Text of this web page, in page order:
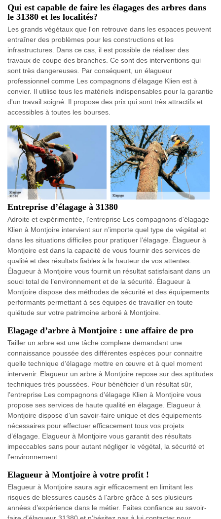
Qui est capable de faire les élagages des arbres dans
le 31380 et les localités?
Les grands végétaux que l'on retrouve dans les espaces peuvent
entraîner des problèmes pour les constructions et les
infrastructures. Dans ce cas, il est possible de réaliser des
travaux de coupe des branches. Ce sont des interventions qui
sont très dangereuses. Par conséquent, un élagueur
professionnel comme Les compagnons d'élagage Klien est à
convier. Il utilise tous les matériels indispensables pour la garantie
d'un travail soigné. Il propose des prix qui sont très attractifs et
accessibles à toutes les bourses.
Entreprise d’élagage à 31380
Adroite et expérimentée, l’entreprise Les compagnons d'élagage
Klien à Montjoire intervient sur n’importe quel type de végétal et
dans les situations difficiles pour pratiquer l’élagage. Élagueur à
Montjoire est dans la capacité de vous fournir des services de
qualité et des résultats fiables à la hauteur de vos attentes.
Élagueur à Montjoire vous fournit un résultat satisfaisant dans un
souci total de l’environnement et de la sécurité. Élagueur à
Montjoire dispose des méthodes de sécurité et des équipements
performants permettant à ses équipes de travailler en toute
quiétude sur votre patrimoine arboré à Montjoire.
Elagage d’arbre à Montjoire : une affaire de pro
Tailler un arbre est une tâche complexe demandant une
connaissance poussée des différentes espèces pour connaitre
quelle technique d’élagage mettre en œuvre et à quel moment
intervenir. Elagueur un arbre à Montjoire repose sur des aptitudes
techniques très poussées. Pour bénéficier d’un résultat sûr,
l’entreprise Les compagnons d'élagage Klien à Montjoire vous
propose ses services de haute qualité en élagage. Elagueur à
Montjoire dispose d’un savoir-faire unique et des équipements
nécessaires pour effectuer efficacement tous vos projets
d’élagage. Elagueur à Montjoire vous garantit des résultats
impeccables sans pour autant négliger le végétal, la sécurité et
l’environnement.
Elagueur à Montjoire à votre profit !
Elagueur à Montjoire saura agir efficacement en limitant les
risques de blessures causés à l'arbre grâce à ses plusieurs
années d’expérience dans le métier. Faites confiance au savoir-